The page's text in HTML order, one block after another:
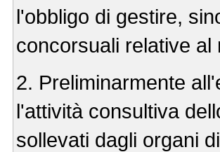
l'obbligo di gestire,
concorsuali relative
2. Preliminarmente
l'attività consultiva
sollevati dagli organi